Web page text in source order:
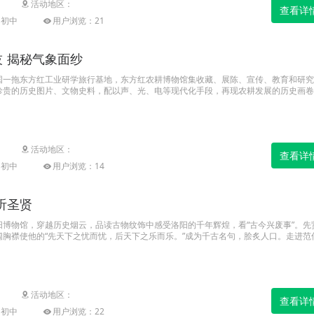
活动地区：
中
用户浏览：21
查看详
揭秘气象面纱
拖东方红工业研学旅行基地，东方红农耕博物馆集收藏、展陈、宣传、教育和研
的历史图片、文物史料，配以声、光、电等现代化手段，再现农耕发展的历史画
活动地区：
中
用户浏览：14
查看详
圣贤
物馆，穿越历史烟云，品读古物纹饰中感受洛阳的千年辉煌，看“古今兴废事”。先
襟使他的“先天下之忧而忧，后天下之乐而乐。”成为千古名句，脍炙人口。走进范
活动地区：
中
用户浏览：22
查看详